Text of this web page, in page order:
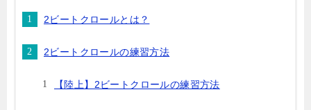
2ビートクロールとは？
2ビートクロールの練習方法
【陸上】2ビートクロールの練習方法